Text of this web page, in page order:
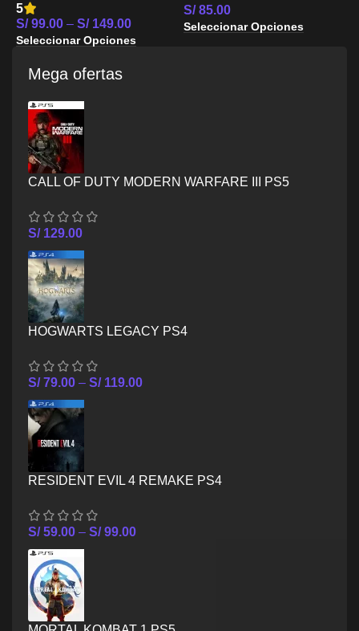
5
S/99.00 – S/149.00
Seleccionar Opciones
S/85.00
Seleccionar Opciones
Mega ofertas
CALL OF DUTY MODERN WARFARE III PS5
S/129.00
HOGWARTS LEGACY PS4
S/79.00 – S/119.00
RESIDENT EVIL 4 REMAKE PS4
S/59.00 – S/99.00